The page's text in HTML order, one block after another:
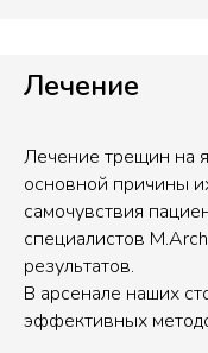
Лечение
Лечение трещин на
основной причины
самочувствия
специалистов
результатов.
В арсенале наших
эффективных